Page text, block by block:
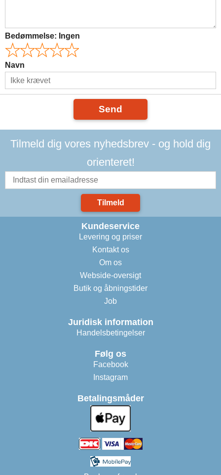
Bedømmelse: Ingen
Navn
Send
Tilmeld dig vores nyhedsbrev - og hold dig
orienteret!
Tilmeld
Kundeservice
Levering og priser
Kontakt os
Om os
Webside-oversigt
Butik og åbningstider
Job
Juridisk information
Handelsbetingelser
Følg os
Facebook
Instagram
Betalingsmåder